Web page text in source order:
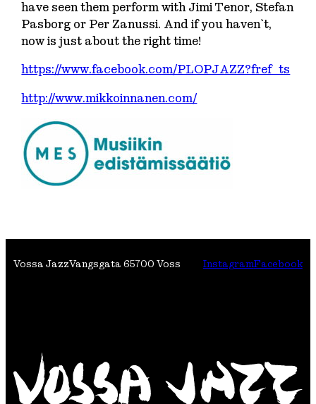
have seen them perform with Jimi Tenor, Stefan
Pasborg or Per Zanussi. And if you haven`t,
now is just about the right time!
https://www.facebook.com/PLOPJAZZ?fref=ts
http://www.mikkoinnanen.com/
Vossa JazzVangsgata 65700 Voss InstagramFacebook